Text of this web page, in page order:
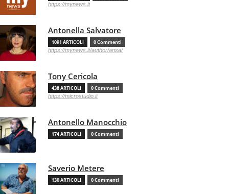
https://mynews.it
Antonella Salvatore
1091 ARTICOLI 0 Commenti
https://mynews.it/author/ansa/
Tony Cericola
438 ARTICOLI 0 Commenti
https://microstudio.it
Antonello Manocchio
174 ARTICOLI 0 Commenti
Saverio Metere
130 ARTICOLI 0 Commenti